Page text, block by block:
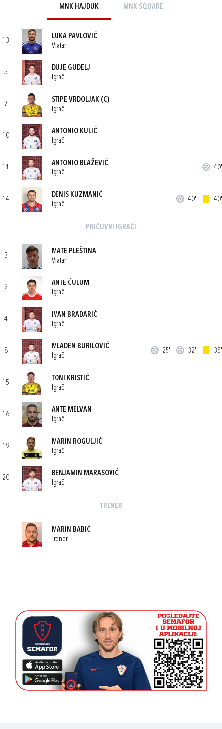
MNK HAJDUK MNK SQUARE
13
LUKA PAVLOVIĆ
Vratar
5
DUJE GUDELJ
Igrač
7
STIPE VRDOLJAK (C)
Igrač
10
ANTONIO KULIĆ
Igrač
11
ANTONIO BLAŽEVIĆ
Igrač
40'
14
DENIS KUZMANIĆ
Igrač
40' 40'
PRIČUVNI IGRAČI
3
MATE PLEŠTINA
Vratar
2
ANTE ĆULUM
Igrač
4
IVAN BRADARIĆ
Igrač
8
MLADEN BURILOVIĆ
Igrač
25' 32' 35'
15
TONI KRISTIĆ
Igrač
16
ANTE MELVAN
Igrač
19
MARIN ROGULJIĆ
Igrač
20
BENJAMIN MARASOVIĆ
Igrač
TRENER
MARIN BABIĆ
Trener